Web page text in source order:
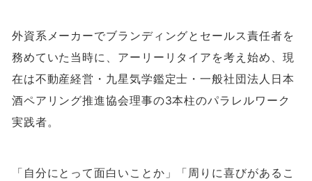
外資系メーカーでブランディングとセールス責任者を
務めていた当時に、アーリーリタイアを考え始め、現
在は不動産経営・九星気学鑑定士・一般社団法人日本
酒ペアリング推進協会理事の3本柱のパラレルワーク
実践者。
「自分にとって面白いことか」「周りに喜びがあるこ